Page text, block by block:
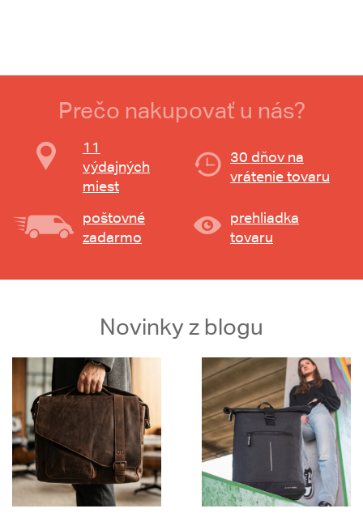
Prečo nakupovať u nás?
11
výdajných
miest
30 dňov na
vrátenie tovaru
poštovné
zadarmo
prehliadka
tovaru
Novinky z blogu